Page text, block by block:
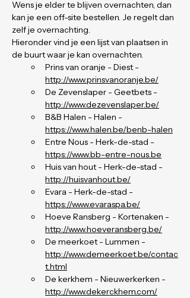
Wens je elder te blijven overnachten, dan
kan je een off-site bestellen. Je regelt dan
zelf je overnachting.
Hieronder vind je een lijst van plaatsen in
de buurt waar je kan overnachten.
Prins van oranje - Diest -
http://www.prinsvanoranje.be/
De Zevenslaper - Geetbets -
http://www.dezevenslaper.be/
B&B Halen - Halen -
https://www.halen.be/benb-halen
Entre Nous - Herk-de-stad -
https://www.bb-entre-nous.be
Huis van hout - Herk-de-stad -
http://huisvanhout.be/
Evara - Herk-de-stad -
https://www.evaraspa.be/
Hoeve Ransberg - Kortenaken -
http://www.hoeveransberg.be/
De meerkoet - Lummen -
http://www.demeerkoet.be/contac
t.html
De kerkhem - Nieuwerkerken -
http://www.dekerckhem.com/